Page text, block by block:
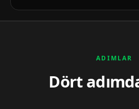
ADIMLAR
Dört